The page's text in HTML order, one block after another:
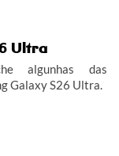
Ultra
algunhas das
Galaxy S26 Ultra.